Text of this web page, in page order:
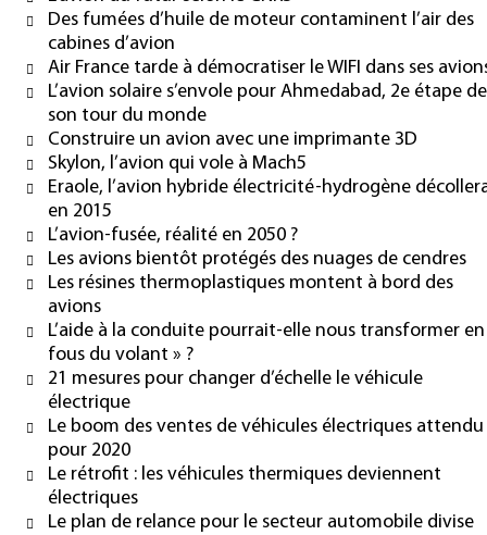
Des fumées d’huile de moteur contaminent l’air des
cabines d’avion
Air France tarde à démocratiser le WIFI dans ses
L’avion solaire s’envole pour Ahmedabad, 2e étape de
son tour du monde
Construire un avion avec une imprimante 3D
Skylon, l’avion qui vole à Mach5
Eraole, l’avion hybride électricité-hydrogène
en 2015
L’avion-fusée, réalité en 2050 ?
Les avions bientôt protégés des nuages de cendres
Les résines thermoplastiques montent à bord des
avions
L’aide à la conduite pourrait-elle nous transformer
fous du volant » ?
21 mesures pour changer d’échelle le véhicule
électrique
Le boom des ventes de véhicules électriques attendu
pour 2020
Le rétrofit : les véhicules thermiques deviennent
électriques
Le plan de relance pour le secteur automobile divise